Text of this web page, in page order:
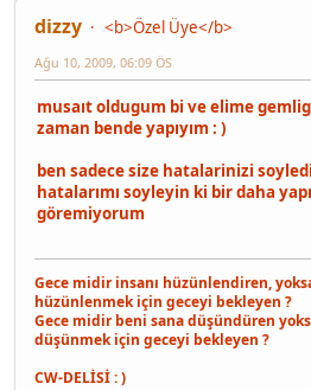
dizzy
<b>Özel Üye</b>
Ağu 10, 2009, 06:09 ÖS
musaıt oldugum bi ve elime
zaman bende yapıyım : )
ben sadece size hatalarinizi
hatalarımı soyleyin ki bir daha
göremiyorum
Gece midir insanı hüzünlendiren,
hüzünlenmek için geceyi bekleyen ?
Gece midir beni sana düşündüren
düşünmek için geceyi bekleyen ?
CW-DELİSİ : )